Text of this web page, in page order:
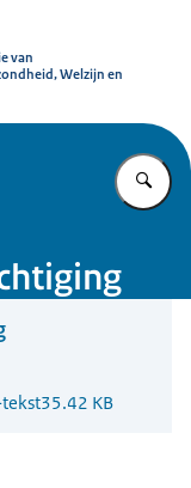
van
Welzijn en
35.42 KB